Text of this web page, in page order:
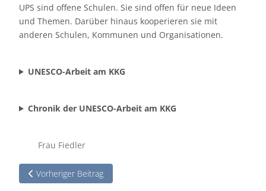
UPS sind offene Schulen. Sie sind offen für neue Ideen
und Themen. Darüber hinaus kooperieren sie mit
anderen Schulen, Kommunen und Organisationen.
UNESCO-Arbeit am KKG
Chronik der UNESCO-Arbeit am KKG
Frau Fiedler
Vorheriger Beitrag: Hintergrundinformationen
Vorheriger Beitrag